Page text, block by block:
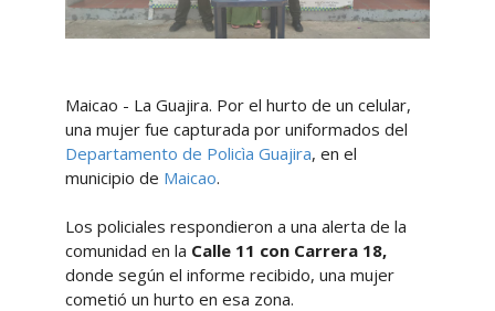
Maicao - La Guajira. Por el hurto de un celular,
una mujer fue capturada por uniformados del
Departamento de Policìa Guajira, en el
municipio de Maicao.
Los policiales respondieron a una alerta de la
comunidad en la Calle 11 con Carrera 18,
donde según el informe recibido, una mujer
cometió un hurto en esa zona.